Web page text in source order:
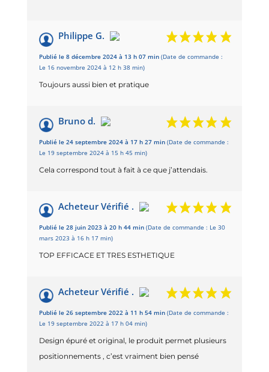
Philippe G.
Publié le 8 décembre 2024 à 13 h 07 min (Date de commande :
Le 16 novembre 2024 à 12 h 38 min)
Toujours aussi bien et pratique
Bruno d.
Publié le 24 septembre 2024 à 17 h 27 min (Date de commande :
Le 19 septembre 2024 à 15 h 45 min)
Cela correspond tout à fait à ce que j’attendais.
Acheteur Vérifié .
Publié le 28 juin 2023 à 20 h 44 min (Date de commande : Le 30
mars 2023 à 16 h 17 min)
TOP EFFICACE ET TRES ESTHETIQUE
Acheteur Vérifié .
Publié le 26 septembre 2022 à 11 h 54 min (Date de commande :
Le 19 septembre 2022 à 17 h 04 min)
Design épuré et original, le produit permet plusieurs
positionnements , c’est vraiment bien pensé